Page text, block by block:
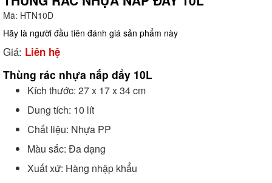
Mã: HTN10D
Hãy là người đầu tiên đánh giá sản phẩm này
Giá: Liên hệ
Thùng rác nhựa nắp đẩy 10L
Kích thước: 27 x 17 x 34 cm
Dung tích: 10 lít
Chất liệu: Nhựa PP
Màu sắc: Đa dạng
Xuất xứ: Hàng nhập khẩu